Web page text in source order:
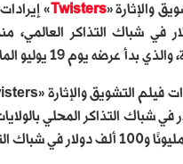
والإثارة «Twisters
دولار في شباك التذاكر
بدأ عرضه يوم 19 يوليو الماضي.
في شباك التذاكر المحلي